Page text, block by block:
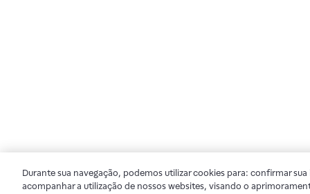
Durante sua navegação, podemos utilizar cookies para: confirmar
acompanhar a utilização de nossos websites, visando o